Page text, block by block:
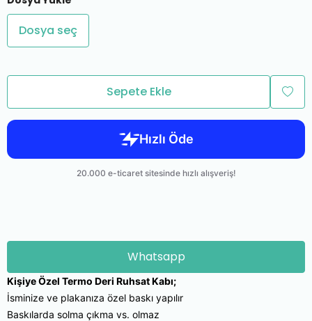
Dosya seç
Sepete Ekle
Whatsapp
Kişiye Özel Termo Deri Ruhsat Kabı;
İsminize ve plakanıza özel baskı yapılır
Baskılarda solma çıkma vs. olmaz